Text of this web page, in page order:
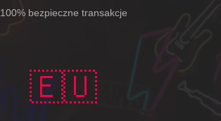
100% bezpieczne transakcje
🇪🇺